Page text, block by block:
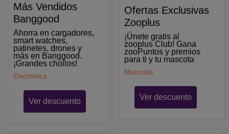
Más Vendidos
Banggood
Ahorra en cargadores,
smart watches,
patinetes, drones y
más en Banggood.
¡Grandes chollos!
Electrónica
Ver descuento
Ofertas Exclusivas
Zooplus
¡Únete gratis al
zooplus Club! Gana
zooPuntos y premios
para ti y tu mascota
Mascotas
Ver descuento